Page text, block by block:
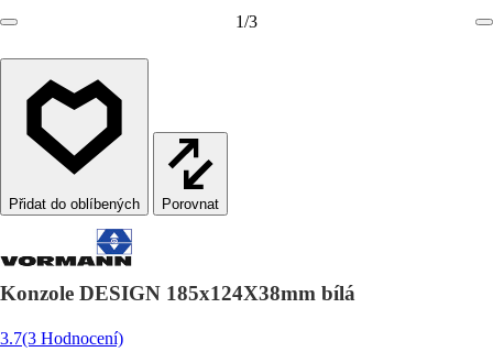
1/3
Porovnat
Konzole DESIGN 185x124X38mm bílá
3.7(3 Hodnocení)